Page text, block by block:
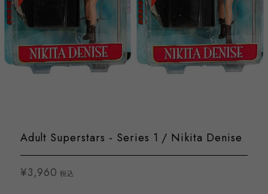
Adult Superstars - Series 1 / Nikita Denise
¥3,960 税込